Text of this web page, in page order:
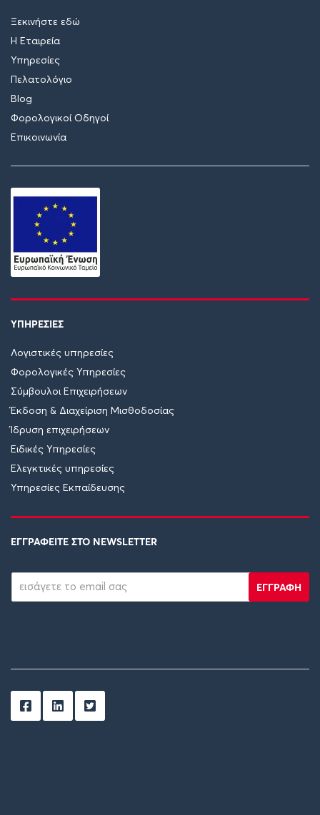
Ξεκινήστε εδώ
Η Εταιρεία
Υπηρεσίες
Πελατολόγιο
Blog
Φορολογικοί Οδηγοί
Επικοινωνία
ΥΠΗΡΕΣΙΕΣ
Λογιστικές υπηρεσίες
Φορολογικές Υπηρεσίες
Σύμβουλοι Επιχειρήσεων
Έκδοση & Διαχείριση Μισθοδοσίας
Ίδρυση επιχειρήσεων
Ειδικές Υπηρεσίες
Ελεγκτικές υπηρεσίες
Υπηρεσίες Εκπαίδευσης
ΕΓΓΡΑΦΕΙΤΕ ΣΤΟ NEWSLETTER
ΕΓΓΡΑΦΗ